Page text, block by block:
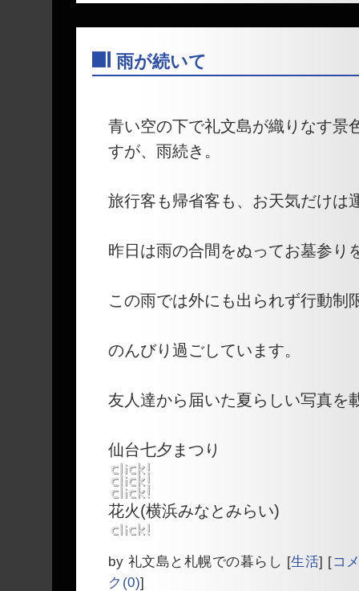
雨が続いて
青い空の下で礼文島が織りなす景
すが、雨続き。
旅行客も帰省客も、お天気だけは
昨日は雨の合間をぬってお墓参り
この雨では外にも出られず行動制
のんびり過ごしています。
友人達から届いた夏らしい写真を
仙台七夕まつり
花火(横浜みなとみらい)
by 礼文島と札幌での暮らし [生活] [コ
ク(0)]